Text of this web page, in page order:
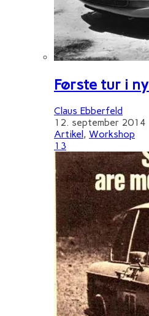
Første tur i
Claus Ebberfeld
12. september 2014
Artikel , Workshop
13